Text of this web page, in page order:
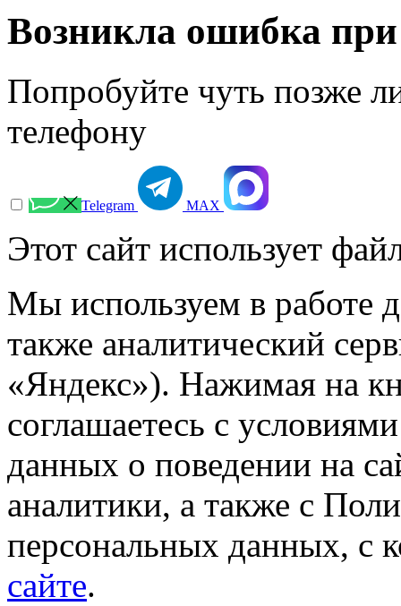
Возникла ошибка при
Попробуйте чуть позже
телефону
Telegram МАХ
Этот сайт использует
Мы используем в работе
также аналитический
«Яндекс»). Нажимая на
соглашаетесь с
данных о поведении на
аналитики, а также с
персональных данных, с
сайте.